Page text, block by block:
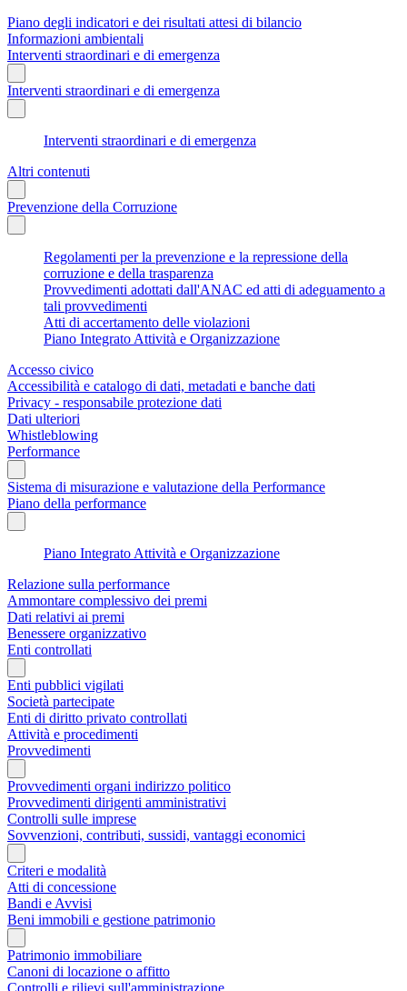
Piano degli indicatori e dei risultati attesi di bilancio
Informazioni ambientali
Interventi straordinari e di emergenza
Interventi straordinari e di emergenza
Interventi straordinari e di emergenza
Altri contenuti
Prevenzione della Corruzione
Regolamenti per la prevenzione e la repressione della
corruzione e della trasparenza
Provvedimenti adottati dall'ANAC ed atti di adeguamento a
tali provvedimenti
Atti di accertamento delle violazioni
Piano Integrato Attività e Organizzazione
Accesso civico
Accessibilità e catalogo di dati, metadati e banche dati
Privacy - responsabile protezione dati
Dati ulteriori
Whistleblowing
Performance
Sistema di misurazione e valutazione della Performance
Piano della performance
Piano Integrato Attività e Organizzazione
Relazione sulla performance
Ammontare complessivo dei premi
Dati relativi ai premi
Benessere organizzativo
Enti controllati
Enti pubblici vigilati
Società partecipate
Enti di diritto privato controllati
Attività e procedimenti
Provvedimenti
Provvedimenti organi indirizzo politico
Provvedimenti dirigenti amministrativi
Controlli sulle imprese
Sovvenzioni, contributi, sussidi, vantaggi economici
Criteri e modalità
Atti di concessione
Bandi e Avvisi
Beni immobili e gestione patrimonio
Patrimonio immobiliare
Canoni di locazione o affitto
Controlli e rilievi sull'amministrazione